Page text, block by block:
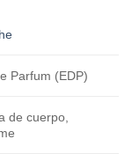
Parfum (EDP)
de cuerpo,